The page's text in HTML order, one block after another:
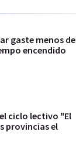
gaste menos de
encendido
ciclo lectivo "El
provincias el